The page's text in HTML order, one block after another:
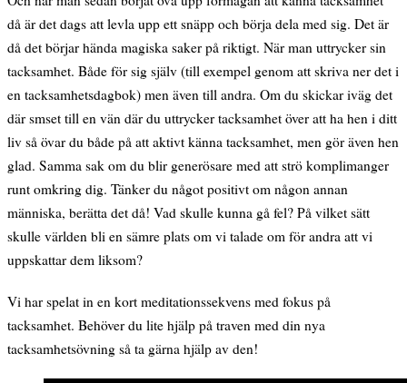
då är det dags att levla upp ett snäpp och börja dela med sig. Det är
då det börjar hända magiska saker på riktigt. När man uttrycker sin
tacksamhet. Både för sig själv (till exempel genom att skriva ner det i
en tacksamhetsdagbok) men även till andra. Om du skickar iväg det
där smset till en vän där du uttrycker tacksamhet över att ha hen i ditt
liv så övar du både på att aktivt känna tacksamhet, men gör även hen
glad. Samma sak om du blir generösare med att strö komplimanger
runt omkring dig. Tänker du något positivt om någon annan
människa, berätta det då! Vad skulle kunna gå fel? På vilket sätt
skulle världen bli en sämre plats om vi talade om för andra att vi
uppskattar dem liksom?
Vi har spelat in en kort meditationssekvens med fokus på
tacksamhet. Behöver du lite hjälp på traven med din nya
tacksamhetsövning så ta gärna hjälp av den!